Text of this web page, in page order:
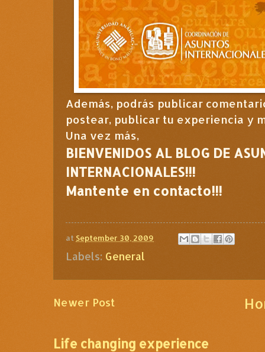
Además, podrás publicar
postear, publicar tu experiencia y
Una vez más,
BIENVENIDOS AL BLOG DE
INTERNACIONALES!!!
Mantente en contacto!!!
at September 30, 2009
Labels: General
Newer Post
Life changing experience